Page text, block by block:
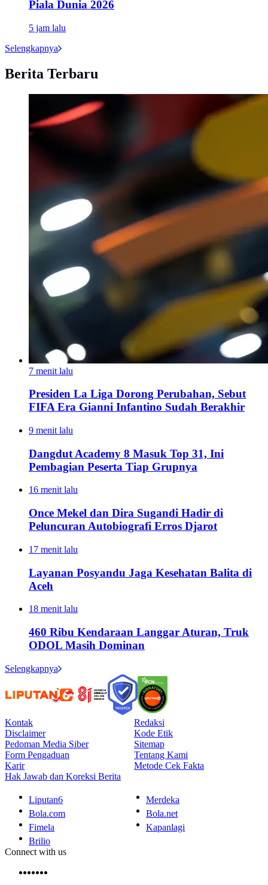
Piala Dunia 2026
5 jam lalu
Selengkapnya
Berita Terbaru
7 menit lalu
Presiden La Liga Dorong Perubahan, Sebut
FIFA Era Gianni Infantino Sudah Berakhir
9 menit lalu
Dangdut Academy 8 Masuk Top 31, Ini
Pembagian Peserta Tiap Grupnya
16 menit lalu
Once Mekel dan Dira Sugandi Hadir di
Peluncuran Autobiografi Erros Djarot
17 menit lalu
Layanan Posyandu Jaga Kesehatan Balita di
Aceh
18 menit lalu
460 Ribu Kendaraan Langgar Aturan, Truk
ODOL Masih Dominan
Selengkapnya
Kontak
Redaksi
Disclaimer
Kode Etik
Pedoman Media Siber
Sitemap
Form Pengaduan
Tentang Kami
Karir
Metode Cek Fakta
Hak Jawab dan Koreksi Berita
Liputan6
Merdeka
Bola.com
Bola.net
Fimela
Kapanlagi
Brilio
Connect with us